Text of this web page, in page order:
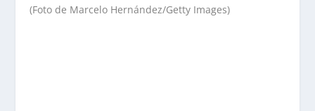
(Foto de Marcelo Hernández/Getty Images)